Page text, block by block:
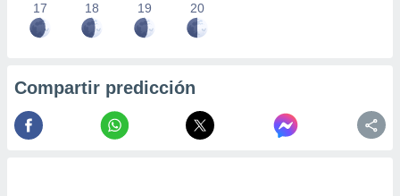
17 18 19 20
Compartir predicción